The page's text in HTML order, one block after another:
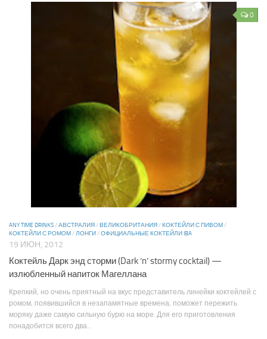
0
ANY TIME DRINKS/АВСТРАЛИЯ/ВЕЛИКОБРИТАНИЯ/КОКТЕЙЛИ С ПИВОМ/
КОКТЕЙЛИ С РОМОМ/ЛОНГИ/ОФИЦИАЛЬНЫЕ КОКТЕЙЛИ IBA
19 ИЮН, 2012
Коктейль Дарк энд сторми (Dark ‘n’ stormy cocktail) —
излюбленный напиток Магеллана
Крепкий, но очень приятный на вкус представитель линейки коктейлей с
ромом, появившийся в незапамятные времена, поможет пережить
моряку даже самую сильную бурю на море. Для его приготовления
понадобится всего два...